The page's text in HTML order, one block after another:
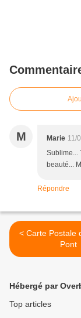
M Marie 11/
Sublime...
beauté...
Répondre
< Carte Postale de Solliès-
Pont
Hébergé par
Top articles